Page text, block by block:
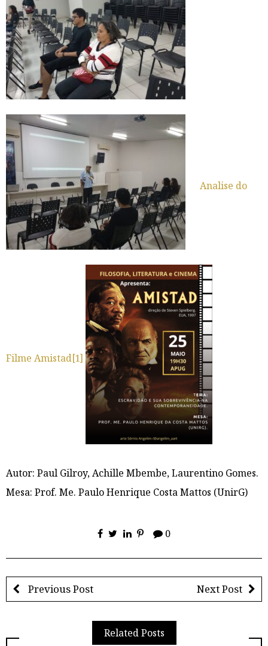
Analise do
Filme Amistad[1]
Autor: Paul Gilroy, Achille Mbembe, Laurentino Gomes.
Mesa: Prof. Me. Paulo Henrique Costa Mattos (UnirG)
0
Previous Post Next Post
Related Posts